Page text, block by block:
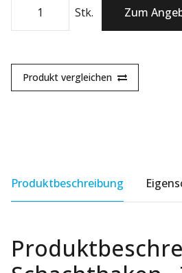
Stk. Zum
Produkt vergleichen
Produktbeschreibung